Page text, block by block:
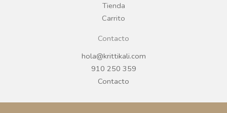
Tienda
Carrito
Contacto
hola@krittikali.com
910 250 359
Contacto